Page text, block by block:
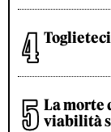
La morte
viabilità